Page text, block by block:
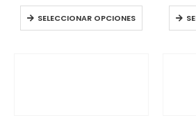
SELECCIONAR OPCIONES